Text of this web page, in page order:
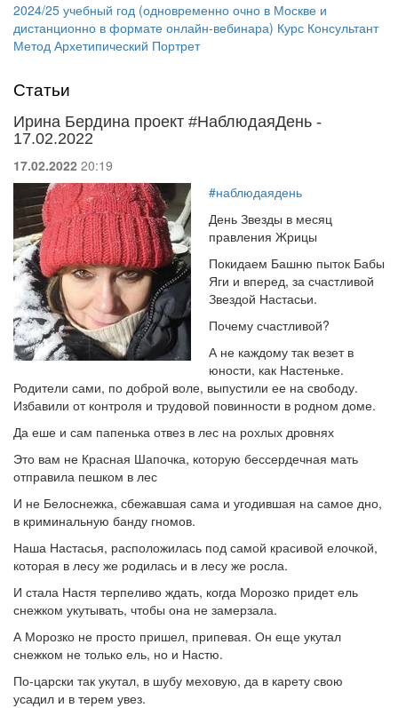
2024/25 учебный год (одновременно очно в Москве и
дистанционно в формате онлайн-вебинара) Курс Консультант
Метод Архетипический Портрет
Статьи
Ирина Бердина проект #НаблюдаяДень -
17.02.2022
17.02.2022 20:19
#наблюдаядень
День Звезды в месяц
правления Жрицы
Покидаем Башню пыток Бабы
Яги и вперед, за счастливой
Звездой Настасьи.
Почему счастливой?
А не каждому так везет в
юности, как Настеньке.
Родители сами, по доброй воле, выпустили ее на свободу.
Избавили от контроля и трудовой повинности в родном доме.
Да еше и сам папенька отвез в лес на рохлых дровнях
Это вам не Красная Шапочка, которую бессердечная мать
отправила пешком в лес
И не Белоснежка, сбежавшая сама и угодившая на самое дно,
в криминальную банду гномов.
Наша Настасья, расположилась под самой красивой елочкой,
которая в лесу же родилась и в лесу же росла.
И стала Настя терпеливо ждать, когда Морозко придет ель
снежком укутывать, чтобы она не замерзала.
А Морозко не просто пришел, припевая. Он еще укутал
снежком не только ель, но и Настю.
По-царски так укутал, в шубу меховую, да в карету свою
усадил и в терем увез.